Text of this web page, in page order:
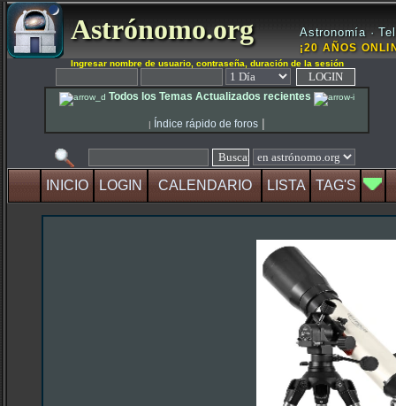
Astrónomo.org Astronomía ·
¡20 AÑOS
Ingresar nombre de usuario, contraseña, duración de la sesión
Todos los Temas Actualizados recientes
| Índice rápido de foros |
INICIO LOGIN CALENDARIO LISTA TAG'S